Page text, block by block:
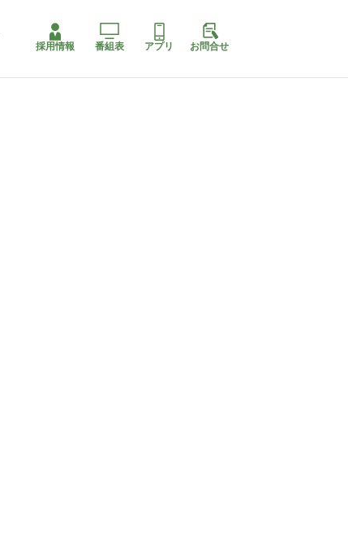
採用情報 番組表 アプリ お問合せ